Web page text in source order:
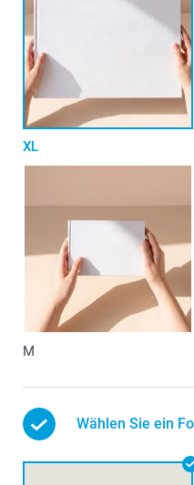
XL
M
Wählen Sie ein